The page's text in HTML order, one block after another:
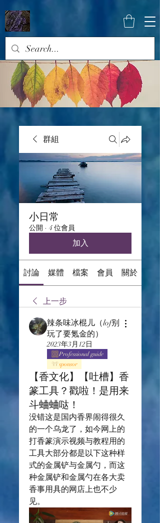
群組
小日常
公開 · 4 位會員
加入
討論 媒體 檔案 會員 關於
上一步
辣条味冰棍儿（lof别
玩了要氪金的）
2023年3月12日
Professional guide
sponsor
【香文化】【吐槽】香
篆工具？戳啦！是用来
斗蛐蛐哒！
没错这是国内香界闹得很久
的一个乌龙了，如今网上的
打香篆演示视频与教程用的
工具大部分都是以下这种样
式的金属铲与金属勺，而这
种金属铲和金属勺在各大卖
香事用具的网店上也不少
见。